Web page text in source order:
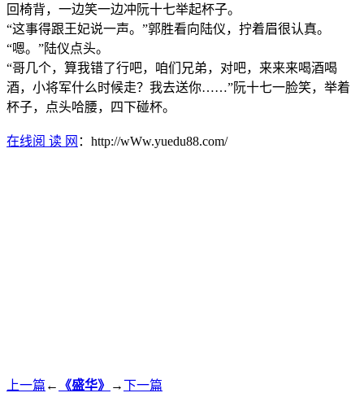
回椅背，一边笑一边冲阮十七举起杯子。
“这事得跟王妃说一声。”郭胜看向陆仪，拧着眉很认真。
“嗯。”陆仪点头。
“哥几个，算我错了行吧，咱们兄弟，对吧，来来来喝酒喝
酒，小将军什么时候走？我去送你……”阮十七一脸笑，举着
杯子，点头哈腰，四下碰杯。
在线阅 读 网 ：http://wWw.yuedu88.com/
上一篇 ← 《盛华》 →下一篇